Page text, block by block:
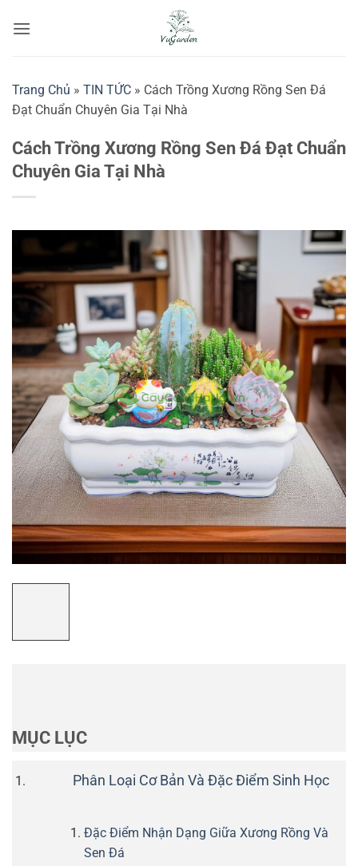
qua
Trang Chủ » TIN TỨC » Cách Trồng Xương Rồng Sen Đá
Đạt Chuẩn Chuyên Gia Tại Nhà
Cách Trồng Xương Rồng Sen Đá Đạt Chuẩn
Chuyên Gia Tại Nhà
MỤC LỤC
Phân Loại Cơ Bản Và Đặc Điểm Sinh Học
Đặc Điểm Nhận Dạng Giữa Xương Rồng Và
Sen Đá